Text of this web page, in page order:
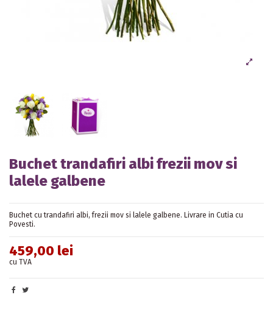
Buchet trandafiri albi frezii mov si
lalele galbene
Buchet cu trandafiri albi, frezii mov si lalele galbene. Livrare in Cutia cu
Povesti.
459,00 lei
cu TVA